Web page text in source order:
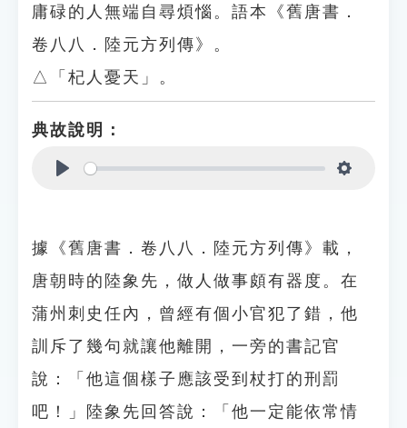
庸碌的人無端自尋煩惱。語本《舊唐書．
卷八八．陸元方列傳》。
△「杞人憂天」。
典故說明：
據《舊唐書．卷八八．陸元方列傳》載，
唐朝時的陸象先，做人做事頗有器度。在
蒲州刺史任內，曾經有個小官犯了錯，他
訓斥了幾句就讓他離開，一旁的書記官
說：「他這個樣子應該受到杖打的刑罰
吧！」陸象先回答說：「他一定能依常情